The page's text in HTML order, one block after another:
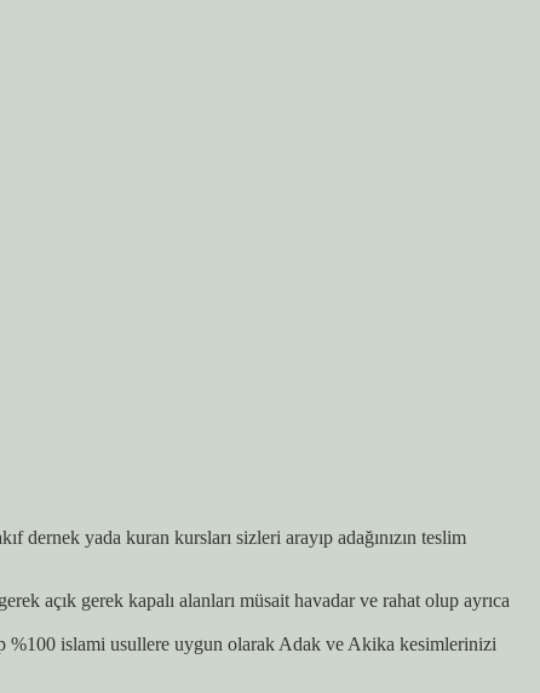
dernek yada kuran kursları sizleri arayıp adağınızın teslim
açık gerek kapalı alanları müsait havadar ve rahat olup ayrıca
%100 islami usullere uygun olarak Adak ve Akika kesimlerinizi